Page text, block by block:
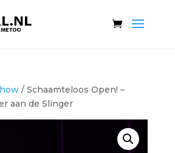
/ Schaamteloos Open! –
aan de Slinger